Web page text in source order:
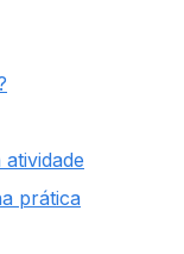
prática